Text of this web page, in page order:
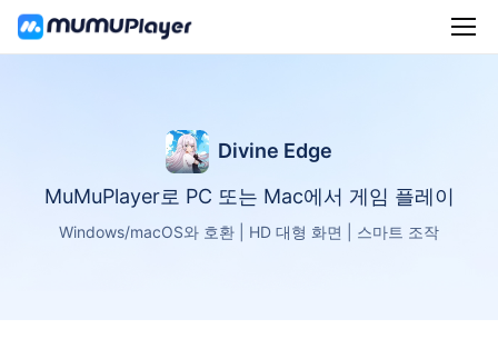
Divine Edge
MuMuPlayer로 PC 또는 Mac에서 게임 플레이
Windows/macOS와 호환 | HD 대형 화면 | 스마트 조작